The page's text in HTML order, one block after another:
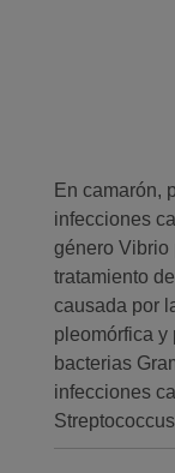
En camarón,
infecciones
género Vibrio
tratamiento
causada por
pleomórfica y
bacterias
infecciones